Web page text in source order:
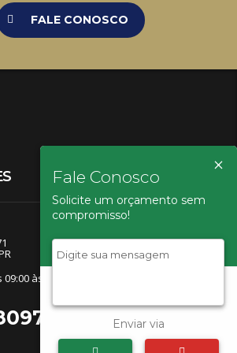
×
Fale Conosco
Solicite um orçamento sem
compromisso!
Enviar via
FALE CONOSCO
às 11:30 e das 13:30 às